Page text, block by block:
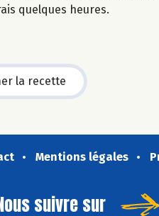
quelques heures.
la recette
Mentions légales
suivre sur